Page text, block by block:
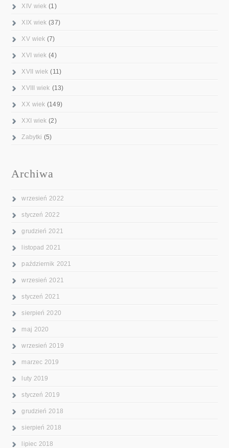
XIV wiek (1)
XIX wiek (37)
XV wiek (7)
XVI wiek (4)
XVII wiek (11)
XVIII wiek (13)
XX wiek (149)
XXI wiek (2)
Zabytki (5)
Archiwa
wrzesień 2022
styczeń 2022
grudzień 2021
listopad 2021
październik 2021
wrzesień 2021
styczeń 2021
sierpień 2020
maj 2020
wrzesień 2019
marzec 2019
luty 2019
styczeń 2019
grudzień 2018
sierpień 2018
lipiec 2018